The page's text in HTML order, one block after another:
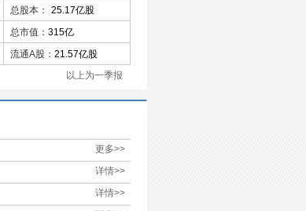
总股本：
25.17亿股
总市值： 315亿
流通A股： 21.57亿股
以上为一季报
更多>>
详情>>
详情>>